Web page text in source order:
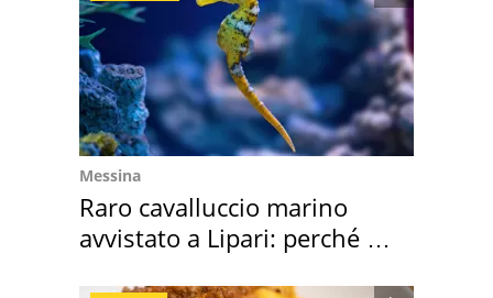
Messina
Raro cavalluccio marino
avvistato a Lipari: perché è